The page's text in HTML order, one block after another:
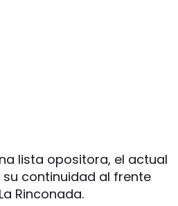
lista opositora, el actual
continuidad al frente
Rinconada.